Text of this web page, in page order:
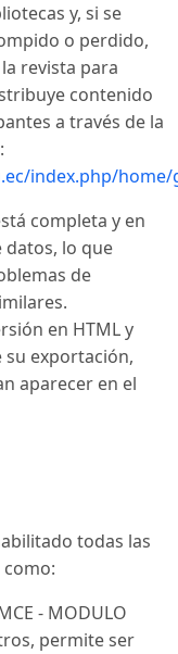
y, si se
o perdido,
revista para
contenido
a través de la
index.php/home/
completa y en
datos, lo que
de
en HTML y
su exportación,
aparecer en el
todas las
- MODULO
permite ser